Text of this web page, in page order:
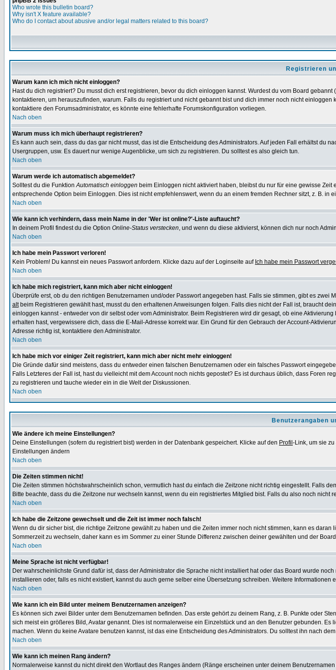
Who wrote this bulletin board?
Why isn't X feature available?
Who do I contact about abusive and/or legal matters related to this board?
Registrieren
Warum kann ich mich nicht einloggen?
Hast du dich registriert? Du musst dich erst registrieren, bevor du dich einloggen kannst. Wurdest du vom Board
kontaktieren, um herauszufinden, warum. Falls du registriert und nicht gebannt bist und dich immer noch nicht
kontaktiere den Forumsadministrator, es könnte eine fehlerhafte Forumskonfiguration vorliegen.
Nach oben
Warum muss ich mich überhaupt registrieren?
Es kann auch sein, dass du das gar nicht musst, das ist die Entscheidung des Administrators. Auf jeden Fall erhältst du
Usergruppen, usw. Es dauert nur wenige Augenblicke, um sich zu registrieren. Du solltest es also gleich tun.
Nach oben
Warum werde ich automatisch abgemeldet?
Solltest du die FunktionAutomatisch einloggen beim Einloggen nicht aktiviert haben, bleibst du nur für eine gewisse
entsprechende Option beim Einloggen. Dies ist nicht empfehlenswert, wenn du an einem fremden Rechner sitzt, z. B. in
Nach oben
Wie kann ich verhindern, dass mein Name in der 'Wer ist online?'-Liste auftaucht?
In deinem Profil findest du die Option Online-Status verstecken, und wenn du diese aktivierst, können dich nur noch
Nach oben
Ich habe mein Passwort verloren!
Kein Problem! Du kannst ein neues Passwort anfordern. Klicke dazu auf der Loginseite auf Ich habe mein Passwort
Nach oben
Ich habe mich registriert, kann mich aber nicht einloggen!
Überprüfe erst, ob du den richtigen Benutzernamen und/oder Passwort angegeben hast. Falls sie stimmen, gibt es
altbeim Registrieren gewählt hast, musst du den erhaltenen Anweisungen folgen. Falls dies nicht der Fall ist, braucht
einloggen kannst - entweder von dir selbst oder vom Administrator. Beim Registrieren wird dir gesagt, ob eine
erhalten hast, vergewissere dich, dass die E-Mail-Adresse korrekt war. Ein Grund für den Gebrauch der Account-
Adresse richtig ist, kontaktiere den Administrator.
Nach oben
Ich habe mich vor einiger Zeit registriert, kann mich aber nicht mehr einloggen!
Die Gründe dafür sind meistens, dass du entweder einen falschen Benutzernamen oder ein falsches Passwort
Falls Letzteres der Fall ist, hast du vielleicht mit dem Account noch nichts gepostet? Es ist durchaus üblich, dass
zu registrieren und tauche wieder ein in die Welt der Diskussionen.
Nach oben
Benutzerangaben
Wie ändere ich meine Einstellungen?
Deine Einstellungen (sofern du registriert bist) werden in der Datenbank gespeichert. Klicke auf den Profil -Link, um sie
Einstellungen ändern
Nach oben
Die Zeiten stimmen nicht!
Die Zeiten stimmen höchstwahrscheinlich schon, vermutlich hast du einfach die Zeitzone nicht richtig eingestellt. Falls
Bitte beachte, dass du die Zeitzone nur wechseln kannst, wenn du ein registriertes Mitglied bist. Falls du also noch nicht
Nach oben
Ich habe die Zeitzone gewechselt und die Zeit ist immer noch falsch!
Wenn du dir sicher bist, die richtige Zeitzone gewählt zu haben und die Zeiten immer noch nicht stimmen, kann es
Sommerzeit zu wechseln, daher kann es im Sommer zu einer Stunde Differenz zwischen deiner gewählten und der
Nach oben
Meine Sprache ist nicht verfügbar!
Der wahrscheinlichste Grund dafür ist, dass der Administrator die Sprache nicht installiert hat oder das Board wurde
installieren oder, falls es nicht existiert, kannst du auch gerne selber eine Übersetzung schreiben. Weitere
Nach oben
Wie kann ich ein Bild unter meinem Benutzernamen anzeigen?
Es können sich zwei Bilder unter dem Benutzernamen befinden. Das erste gehört zu deinem Rang, z. B. Punkte oder
sich meist ein größeres Bild, Avatar genannt. Dies ist normalerweise ein Einzelstück und an den Benutzer gebunden.
machen. Wenn du keine Avatare benutzen kannst, ist das eine Entscheidung des Administrators. Du solltest ihn nach
Nach oben
Wie kann ich meinen Rang ändern?
Normalerweise kannst du nicht direkt den Wortlaut des Ranges ändern (Ränge erscheinen unter deinem